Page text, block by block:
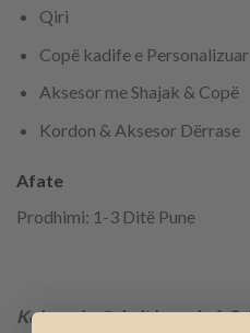
Qiri
Copë kadife e Personalizuar
Aksesor me Shajak & Copë
Kordon & Aksesor Dërrase
Afate
Prodhimi: 1-3 Ditë Pune
Koha e dorëzimit brenda 1-3